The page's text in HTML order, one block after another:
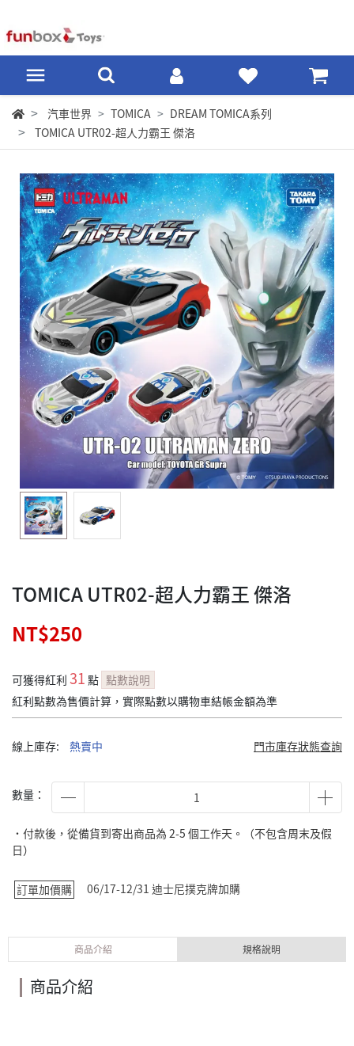
汽車世界 TOMICA
DREAM TOMICA系列
TOMICA UTR02-超人力霸王 傑洛
TOMICA UTR02-超人力霸王 傑洛
NT$250
可獲得紅利 31 點 點數說明
紅利點數為售價計算，實際點數以購物車結帳金額為準
線上庫存: 熱賣中 門市庫存狀態查詢
數量：
˙付款後，從備貨到寄出商品為 2-5 個工作天。（不包含周末及假
日）
訂單加價購 06/17-12/31 迪士尼撲克牌加購
商品介紹 規格說明
商品介紹